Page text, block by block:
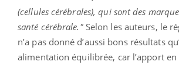
(cellules cérébrales), qui sont des
santé cérébrale."Selon les auteurs, le
n’a pas donné d’aussi bons résultats
alimentation équilibrée, car l’apport